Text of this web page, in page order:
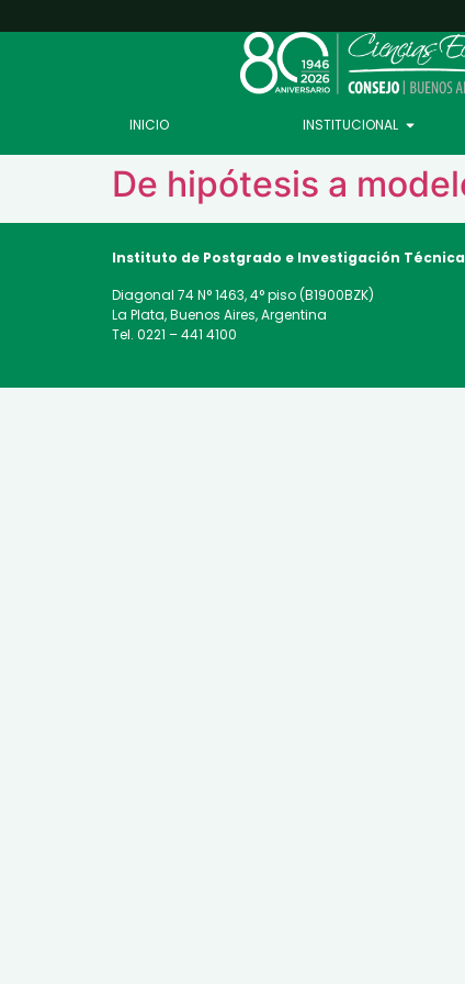
INICIO INSTITUCIONAL
De hipótesis a
Instituto de Postgrado e Investigación Técnica
Diagonal 74 N° 1463, 4° piso (B1900BZK)
La Plata, Buenos Aires, Argentina
Tel. 0221 – 441 4100